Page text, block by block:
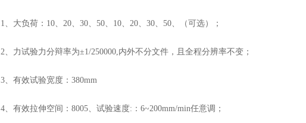
1、大负荷：10、20、30、50、10、20、30、50、（可选）；
2、力试验力分辩率为±1/250000,内外不分文件，且全程分辨率不变；
3、有效试验宽度：380mm
4、有效拉伸空间：8005、试验速度:：6~200mm/min任意调；